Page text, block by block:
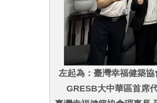
左起為：臺灣幸福健築協
GRESB大中華區首席